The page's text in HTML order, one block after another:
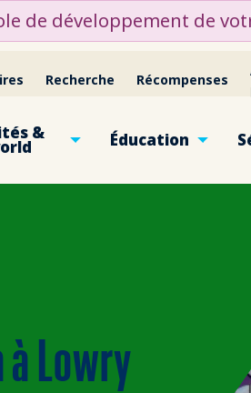
de développement de
Recherche Récompenses
& Éducation
à Lowry